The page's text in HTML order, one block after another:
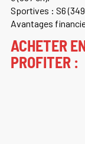
Sportives : S6
Avantages
ACHETER
PROFITER :